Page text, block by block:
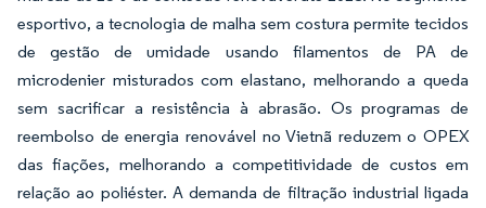
esportivo, a tecnologia de malha sem costura permite tecidos
de gestão de umidade usando filamentos de PA de
microdenier misturados com elastano, melhorando a queda
sem sacrificar a resistência à abrasão. Os programas de
reembolso de energia renovável no Vietnã reduzem o OPEX
das fiações, melhorando a competitividade de custos em
relação ao poliéster. A demanda de filtração industrial ligada